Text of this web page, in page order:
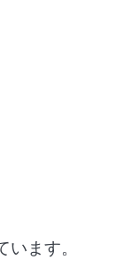
ます。